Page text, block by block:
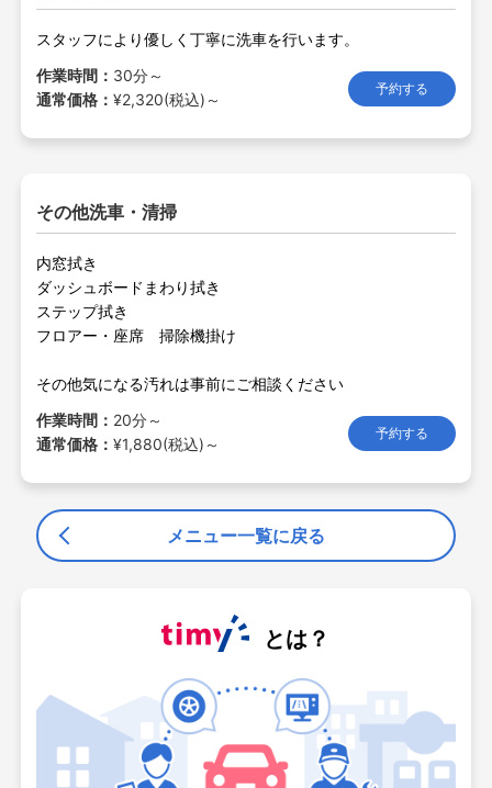
スタッフにより優しく丁寧に洗車を行います。
作業時間： 30分～
通常価格：¥2,320(税込)～
予約する
その他洗車・清掃
内窓拭き
ダッシュボードまわり拭き
ステップ拭き
フロアー・座席 掃除機掛け
その他気になる汚れは事前にご相談ください
作業時間： 20分～
通常価格：¥1,880(税込)～
予約する
メニュー一覧に戻る
とは？